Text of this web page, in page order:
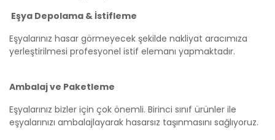
Eşya Depolama & İstifleme
Eşyalarınız hasar görmeyecek şekilde nakliyat aracımıza
yerleştirilmesi profesyonel istif elemanı yapmaktadır.
Ambalaj ve Paketleme
Eşyalarınız bizler için çok önemli. Birinci sınıf ürünler ile
eşyalarınızı ambalajlayarak hasarsız taşınmasını sağlıyoruz.